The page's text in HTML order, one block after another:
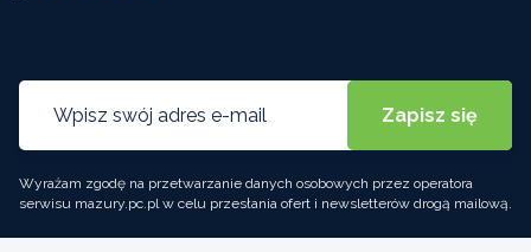
Wyrażam zgodę na przetwarzanie danych osobowych przez operatora
serwisu mazury.pc.pl w celu przesłania ofert i newsletterów drogą mailową.